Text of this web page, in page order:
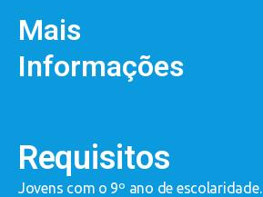
Mais
Informações
Requisitos
Jovens com o 9º ano de escolaridade.